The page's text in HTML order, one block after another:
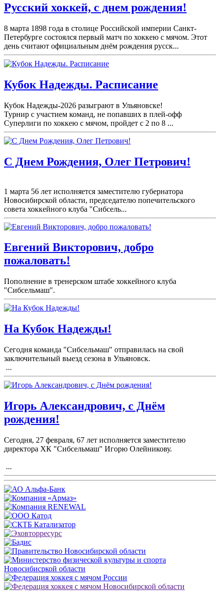
Русский хоккей, с днем рождения!
8 марта 1898 года в столице Российской империи Санкт-
Петербурге состоялся первый матч по хоккею с мячом. Этот
день считают официальным днём рождения русск...
Кубок Надежды. Расписание
Кубок Надежды-2026 разыграют в Ульяновске!
Турнир с участием команд, не попавших в плей-офф
Суперлиги по хоккею с мячом, пройдет с 2 по 8 ...
С Днем Рождения, Олег Петрович!
1 марта 56 лет исполняется заместителю губернатора
Новосибирской области, председателю попечительского
совета хоккейного клуба "Сибсель...
Евгений Викторович, добро
пожаловать!
Пополнение в тренерском штабе хоккейного клуба
"Сибсельмаш".
На Кубок Надежды!
Сегодня команда "Сибсельмаш" отправилась на свой
заключительный выезд сезона в Ульяновск.
...
Игорь Александрович, с Днём
рождения!
Сегодня, 27 февраля, 67 лет исполняется заместителю
директора ХК "Сибсельмаш" Игорю Олейникову.
...